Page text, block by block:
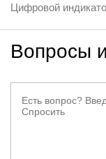
Цифровой
Вопросы